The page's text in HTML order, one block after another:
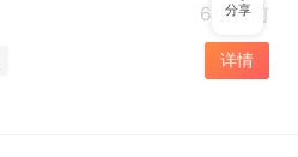
6小时前
详情
分享